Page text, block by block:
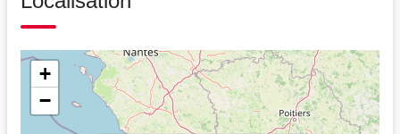
+
−